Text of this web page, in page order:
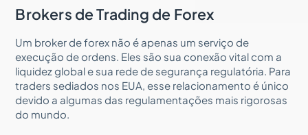
Brokers de Trading de Forex
Um broker de forex não é apenas um serviço de
execução de ordens. Eles são sua conexão vital com a
liquidez global e sua rede de segurança regulatória. Para
traders sediados nos EUA, esse relacionamento é único
devido a algumas das regulamentações mais rigorosas
do mundo.